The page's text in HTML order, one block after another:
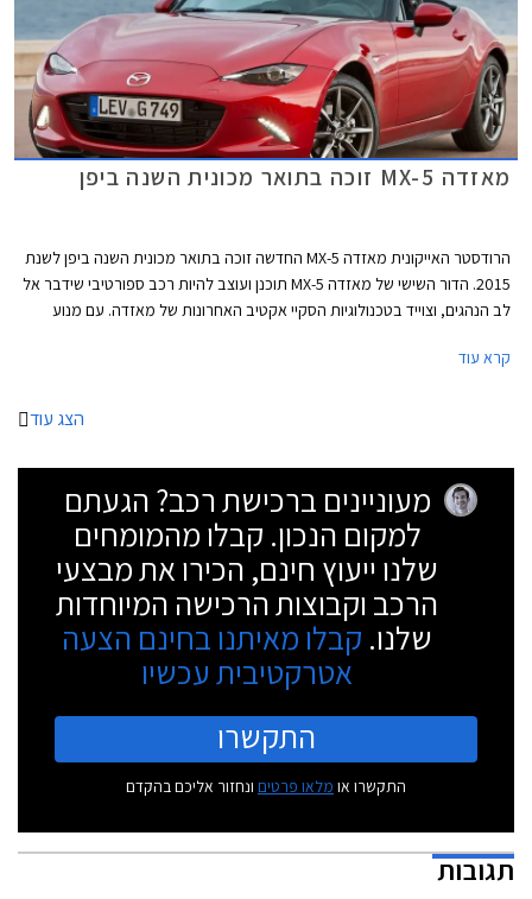
מאזדה MX-5 זוכה בתואר מכונית השנה ביפן
הרודסטר האייקונית מאזדה MX-5 החדשה זוכה בתואר מכונית השנה ביפן לשנת
2015. הדור השישי של מאזדה MX-5 תוכנן ועוצב להיות רכב ספורטיבי שידבר אל
לב הנהגים, וצוייד בטכנולוגיות הסקיי אקטיב האחרונות של מאזדה. עם מנוע
את מסורת קודמותיה ולספק סגנון וחווית נהיגה מהנה.
קרא עוד
הצג עוד
מעוניינים ברכישת רכב? הגעתם
למקום הנכון. קבלו מהמומחים
שלנו ייעוץ חינם, הכירו את מבצעי
הרכב וקבוצות הרכישה המיוחדות
שלנו. קבלו מאיתנו בחינם הצעה
אטרקטיבית עכשיו
התקשרו
התקשרו או מלאו פרטים ונחזור אליכם בהקדם
תגובות